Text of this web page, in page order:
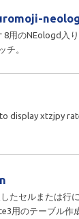
8用のNEologd入
チ。
display xtzjpy
たセルまたは行
用のテーブル作